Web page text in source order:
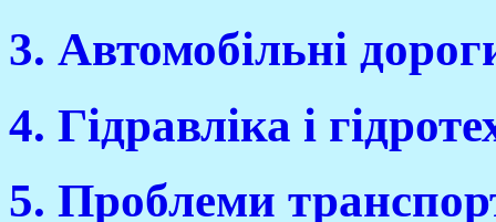
3. Автомобільні
4. Гідравліка і
5. Проблеми